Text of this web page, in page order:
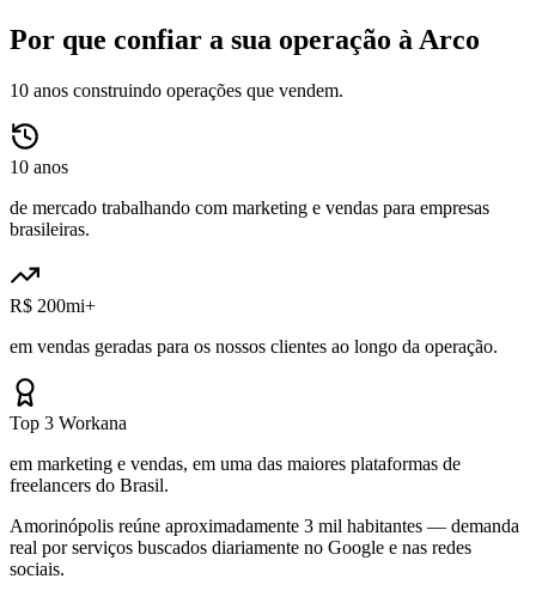
Por que confiar a sua operação à Arco
10 anos construindo operações que vendem.
10 anos
de mercado trabalhando com marketing e vendas para empresas
brasileiras.
R$ 200mi+
em vendas geradas para os nossos clientes ao longo da operação.
Top 3 Workana
em marketing e vendas, em uma das maiores plataformas de
freelancers do Brasil.
Amorinópolis reúne aproximadamente 3 mil habitantes — demanda
real por serviços buscados diariamente no Google e nas redes
sociais.